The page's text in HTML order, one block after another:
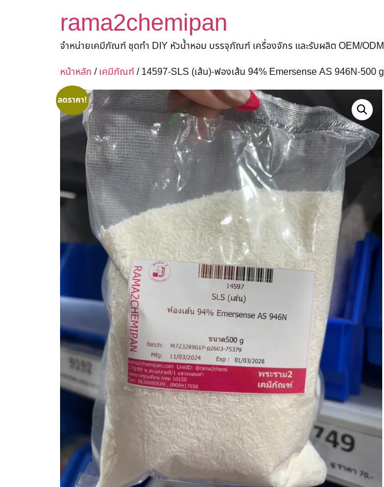
rama2chemipan
จำหน่ายเคมีภัณฑ์ ชุดทำ DIY หัวน้ำหอม บรรจุภัณฑ์ เครื่องจักร และรับผลิต OEM/ODM
หน้าหลัก /เคมีภัณฑ์/ 14597-SLS (เส้น)-ฟองเส้น 94% Emersense AS 946N-500 g
ลดราคา!